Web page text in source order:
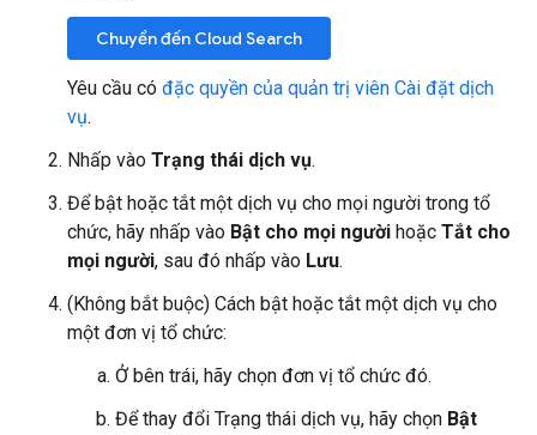
Chuyển đến Cloud Search
Yêu cầu có đặc quyền của quản trị viên Cài đặt dịch
vụ.
Nhấp vào Trạng thái dịch vụ.
Để bật hoặc tắt một dịch vụ cho mọi người trong tổ
chức, hãy nhấp vào Bật cho mọi người hoặc Tắt cho
mọi người, sau đó nhấp vào Lưu.
(Không bắt buộc) Cách bật hoặc tắt một dịch vụ cho
một đơn vị tổ chức:
Ở bên trái, hãy chọn đơn vị tổ chức đó.
Để thay đổi Trạng thái dịch vụ, hãy chọn Bật